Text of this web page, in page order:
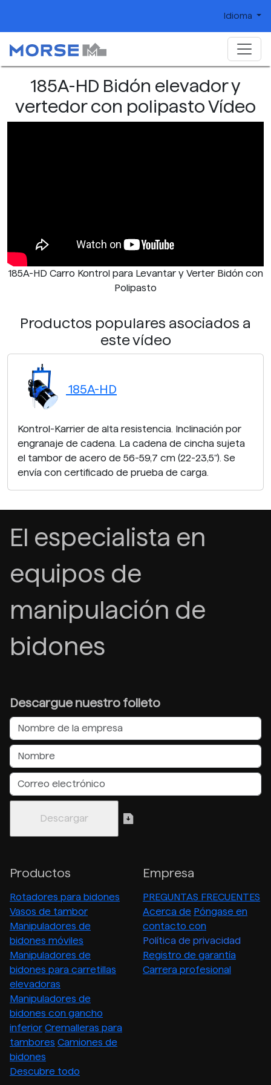
Idioma
185A-HD Bidón elevador y
vertedor con polipasto Vídeo
185A-HD Carro Kontrol para Levantar y Verter Bidón con
Polipasto
Productos populares asociados a
este vídeo
185A-HD
Kontrol-Karrier de alta resistencia. Inclinación por
engranaje de cadena. La cadena de cincha sujeta
el tambor de acero de 56-59,7 cm (22-23,5"). Se
envía con certificado de prueba de carga.
El especialista en
equipos de
manipulación de
bidones
Descargue nuestro folleto
Productos
Rotadores para bidones
Vasos de tambor
Manipuladores de
bidones móviles
Manipuladores de
bidones para carretillas
elevadoras
Manipuladores de
bidones con gancho
inferior Cremalleras para
tambores Camiones de
bidones
Descubre todo
Empresa
PREGUNTAS FRECUENTES
Acerca de Póngase en
contacto con
Política de privacidad
Registro de garantía
Carrera profesional